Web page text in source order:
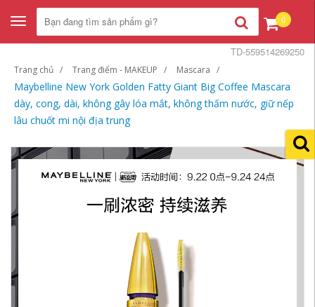
Toggle
navigation
0
Trang chủ Trang điểm - MAKEUP Mascara
Maybelline New York Golden Fatty Giant Big Coffee Mascara
dày, cong, dài, không gây lóa mắt, không thấm nước, giữ nếp
lâu chuốt mi nội địa trung
TD-559514269250